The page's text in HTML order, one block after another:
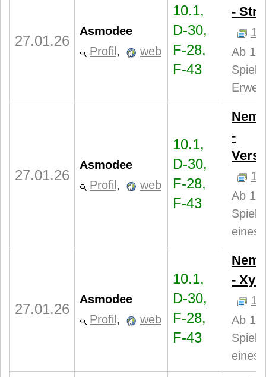
27.01.26
Asmodee
Profil , web
10.1,
D-30,
F-28,
F-43
-
1
Ab 14
27.01.26
Asmodee
Profil , web
10.1,
D-30,
F-28,
F-43
-
1
Ab 14
eines
27.01.26
Asmodee
Profil , web
10.1,
D-30,
F-28,
F-43
-
1
Ab 14
eines